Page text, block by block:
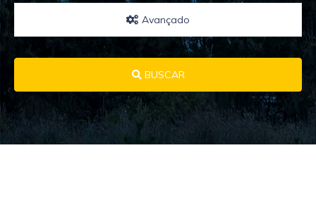
Avançado
BUSCAR